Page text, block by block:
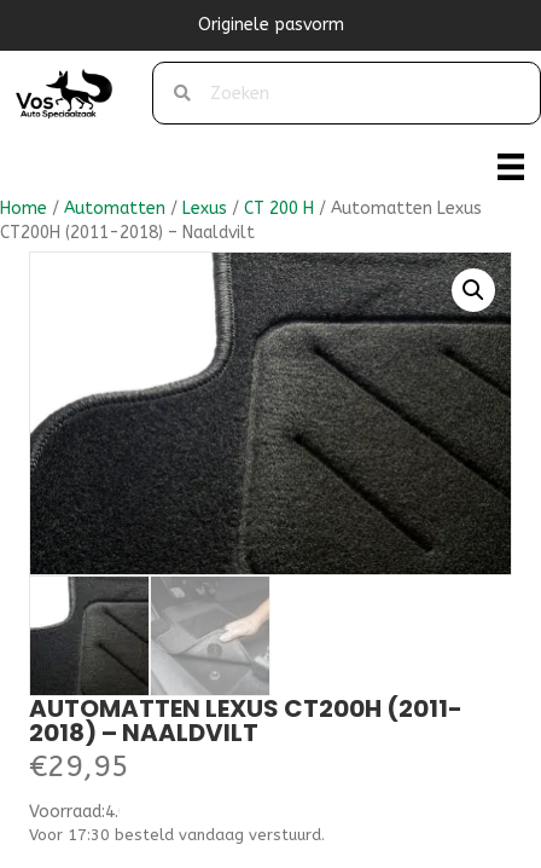
Originele pasvorm
Home / Automatten / Lexus / CT 200 H / Automatten Lexus
CT200H (2011-2018) – Naaldvilt
AUTOMATTEN LEXUS CT200H (2011-
2018) – NAALDVILT
€29,95
Voorraad:4.000000
Voor 17:30 besteld vandaag verstuurd.